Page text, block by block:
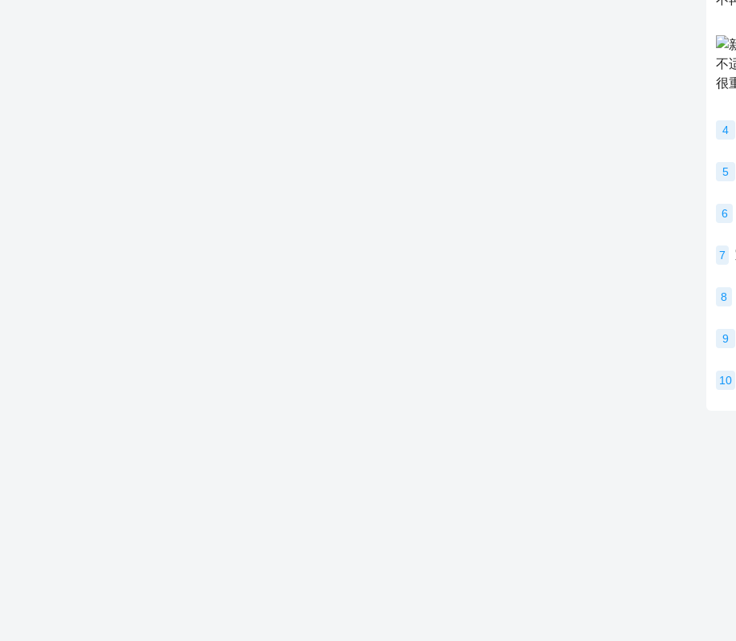
4
5
6
7
8
9
10